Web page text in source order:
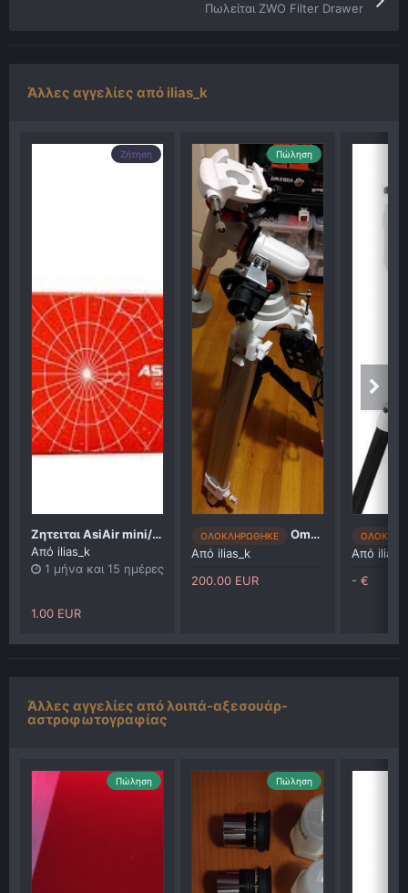
Πωλείται ZWO Filter Drawer
Άλλες αγγελίες από ilias_k
Ζήτηση
Ζητειται AsiAir mini/plus
Από ilias_k
1 μήνα και 15 ημέρες
1.00 EUR
Πώληση
ΟΛΟΚΛΗΡΩΘΗΚΕ
Omegon EQ-320 EQ3 Mount με εξτρα
Από ilias_k
200.00 EUR
Από
- €
Άλλες αγγελίες από λοιπά-αξεσουάρ-
αστροφωτογραφίας
Πώληση Πώληση